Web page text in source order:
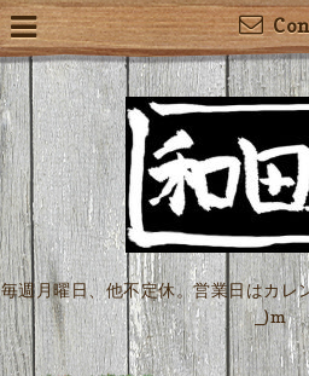
毎週月曜日、他不定休。営業日はカレ
_)m